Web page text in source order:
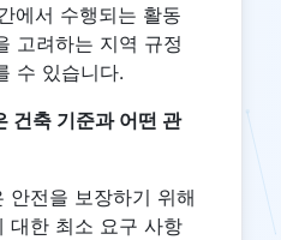
에서 수행되는 활동
고려하는 지역 규정
수 있습니다.
건축 기준과 어떤 관
안전을 보장하기 위해
대한 최소 요구 사항